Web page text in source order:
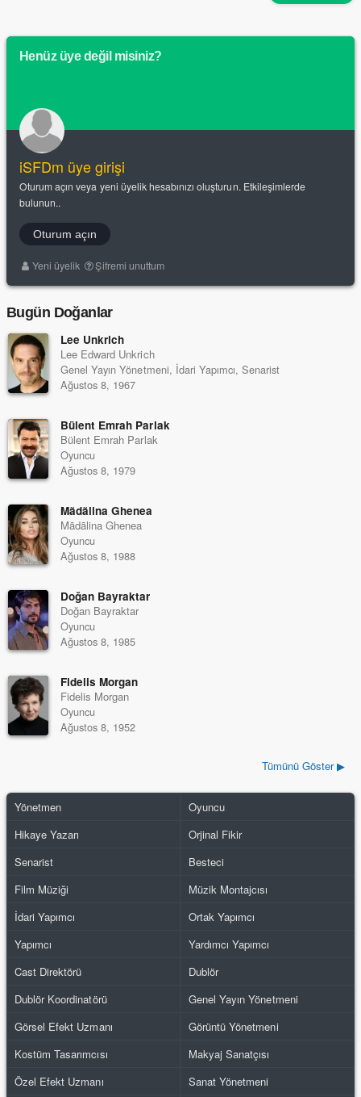
Henüz üye değil misiniz?
iSFDm üye girişi
Oturum açın veya yeni üyelik hesabınızı oluşturun. Etkileşimlerde
bulunun..
Oturum açın
Yeni üyelik Şifremi unuttum
Bugün Doğanlar
Lee Unkrich
Lee Edward Unkrich
Genel Yayın Yönetmeni, İdari Yapımcı, Senarist
Ağustos 8, 1967
Bülent Emrah Parlak
Bülent Emrah Parlak
Oyuncu
Ağustos 8, 1979
Mãdãlina Ghenea
Mãdãlina Ghenea
Oyuncu
Ağustos 8, 1988
Doğan Bayraktar
Doğan Bayraktar
Oyuncu
Ağustos 8, 1985
Fidelis Morgan
Fidelis Morgan
Oyuncu
Ağustos 8, 1952
Tümünü Göster ▶
Yönetmen
Oyuncu
Hikaye Yazarı
Orjinal Fikir
Senarist
Besteci
Film Müziği
Müzik Montajcısı
İdari Yapımcı
Ortak Yapımcı
Yapımcı
Yardımcı Yapımcı
Cast Direktörü
Dublör
Dublör Koordinatörü
Genel Yayın Yönetmeni
Görsel Efekt Uzmanı
Görüntü Yönetmeni
Kostüm Tasarımcısı
Makyaj Sanatçısı
Özel Efekt Uzmanı
Sanat Yönetmeni